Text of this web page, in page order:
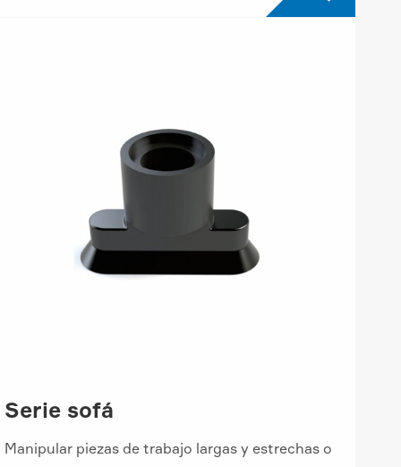
Serie sofá
Manipular piezas de trabajo largas y estrechas o